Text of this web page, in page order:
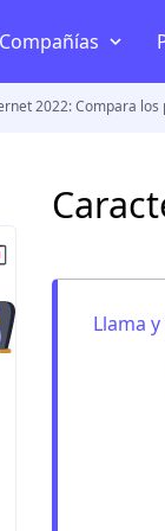
Compañías
2022: Compara los
Llama